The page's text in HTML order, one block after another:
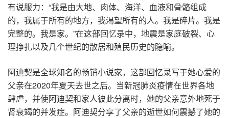
有说服力：“我是由大地、肉体、海洋、血液和骨骼组成
的，我属于所有的地方，我渴望所有的人。我是碎片。我是
完整的。我是家。”在这部回忆录中，地震是家庭破裂、心
理挣扎以及几个世纪的散居和殖民历史的隐喻。
阿迪契是全球知名的畅销小说家，这部回忆录写于她心爱的
父亲在2020年夏天去世之后。当新冠肺炎疫情在世界各地
肆虐，并使阿迪契和家人彼此分离时，她的父亲意外地死于
肾衰竭的并发症。阿迪契分享了父亲的逝世如何震撼了她的